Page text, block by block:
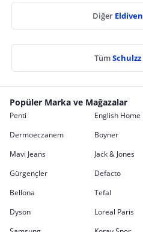
Diğer Eldiven
TümSchulzz
Popüler Marka ve Mağazalar
Penti English Home
Dermoeczanem
Boyner
Mavi Jeans
Jack & Jones
Gürgençler
Defacto
Bellona
Tefal
Dyson
Loreal Paris